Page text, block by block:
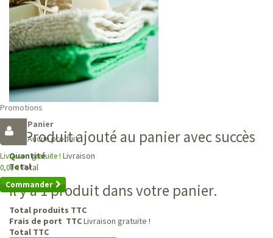
Promotions
Panier
Aucun produit
Livraison gratuite ! Livraison
0,00 €Total
Commander
Produit ajouté au panier avec succès
Quantité
Total
Il y a 1 produit dans votre panier.
Total produits TTC
Frais de port TTCLivraison gratuite !
Total TTC